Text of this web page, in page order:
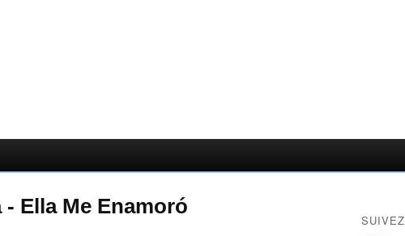
Ella Me Enamoró